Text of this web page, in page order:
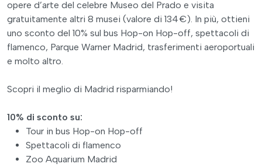
opere d’arte del celebre Museo del Prado e visita
gratuitamente altri 8 musei (valore di 134 €). In più, ottieni
uno sconto del 10% sul bus Hop-on Hop-off, spettacoli di
flamenco, Parque Warner Madrid, trasferimenti aeroportuali
e molto altro.
Scopri il meglio di Madrid risparmiando!
10% di sconto su:
Tour in bus Hop-on Hop-off
Spettacoli di flamenco
Zoo Aquarium Madrid